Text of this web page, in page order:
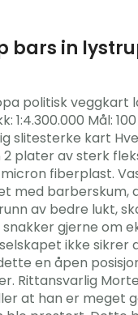
bars in
politisk veggkart
1:4.300.000 Mål:
slitesterke kart
plater av sterk
fiberplast.
med barberskum,
av bedre lukt,
gjerne om
ikke sikrer
en åpen
Rittansvarlig
at han er meget